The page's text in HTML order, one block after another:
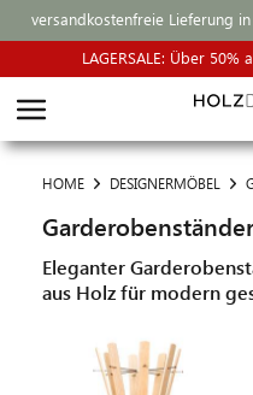
versandkostenfreie Lieferung in
LAGERSALE: Über
HOME DESIGNERMÖBEL
Eleganter
aus Holz für modern